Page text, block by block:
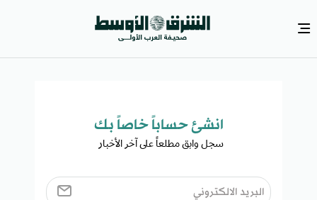
انشئ حساباً خاصاً بك​
سجل وابق مطلعاً على آخر الأخبار ​